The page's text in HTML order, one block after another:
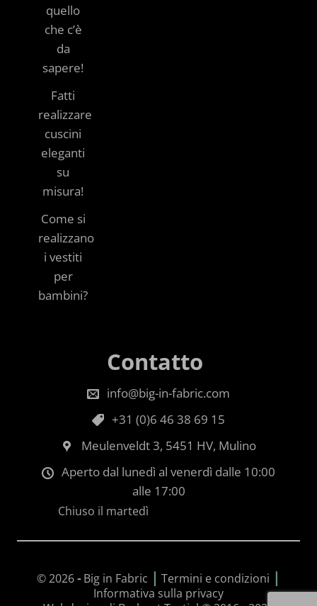
quello
che c’è
da
sapere!
Fatti
realizzare
cuscini
eleganti
su
misura!
Come si
realizzano
i vestiti
per
bambini?
Contatto
info@big-in-fabric.com
+31 (0)6 46 38 69 15
Meulenveldt 3, 5451 HV, Mulino
Aperto dal lunedì al venerdì dalle 10:00
alle 17:00
Chiuso il martedì
© 2026-Big in Fabric | Termini e condizioni |
Informativa sulla privacy